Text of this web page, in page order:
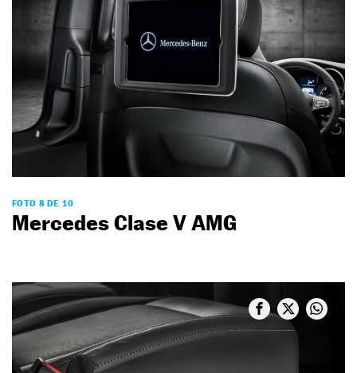
FOTO 8 DE 10
Mercedes Clase V AMG